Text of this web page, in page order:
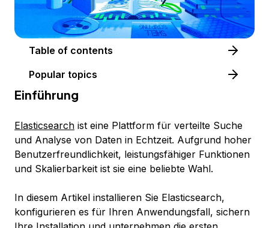
Table of contents
Popular topics
Einführung
Elasticsearch ist eine Plattform für verteilte Suche
und Analyse von Daten in Echtzeit. Aufgrund hoher
Benutzerfreundlichkeit, leistungsfähiger Funktionen
und Skalierbarkeit ist sie eine beliebte Wahl.
In diesem Artikel installieren Sie Elasticsearch,
konfigurieren es für Ihren Anwendungsfall, sichern